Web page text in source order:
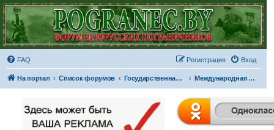
FAQ Вход
Регистрация
На портал Список форумов Государственная граница Международная панорама